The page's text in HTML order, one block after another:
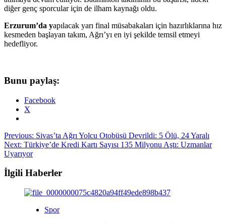
diğer genç sporcular için de ilham kaynağı oldu.
Erzurum’da yapılacak yarı final müsabakaları için hazırlıklarına hız
kesmeden başlayan takım, Ağrı’yı en iyi şekilde temsil etmeyi
hedefliyor.
Bunu paylaş:
Facebook
X
Post
navigation
Previous: Sivas’ta Ağrı Yolcu Otobüsü Devrildi: 5 Ölü, 24 Yaralı
Next: Türkiye’de Kredi Kartı Sayısı 135 Milyonu Aştı: Uzmanlar
Uyarıyor
İlgili Haberler
Spor